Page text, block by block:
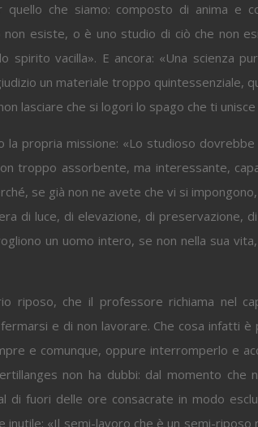
che siamo: composto di anima e
esiste, o è uno studio di ciò che non
vacilla». E ancora: «Una scienza
un materiale troppo quintessenziale,
lasciare che si logori lo spago che ti unisce
la propria missione: «Lo studioso
troppo assorbente, ma interessante,
se già non ne avete che vi si
di luce, di elevazione, di preservazione,
un uomo intero, se non nella sua
riposo, che il professore richiama nel
e di non lavorare. Che cosa infatti è
e comunque, oppure interromperlo e
non ha dubbi: dal momento che
di fuori delle ore consacrate in modo
«Il semi-lavoro che è un semi-riposo